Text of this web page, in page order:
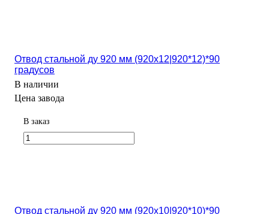
Отвод стальной ду 920 мм (920х12|920*12)*90
градусов
В наличии
Цена завода
В заказ
Отвод стальной ду 920 мм (920х10|920*10)*90